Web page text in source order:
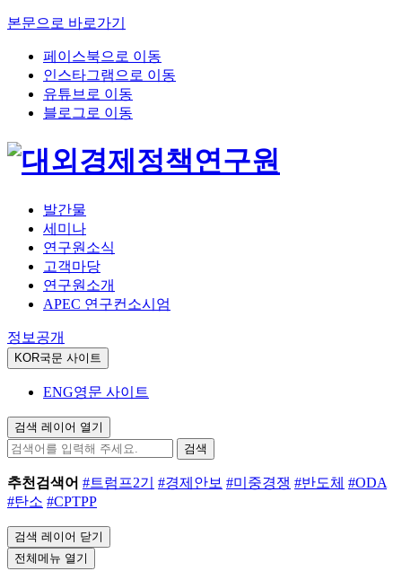
본문으로 바로가기
페이스북으로 이동
인스타그램으로 이동
유튜브로 이동
블로그로 이동
발간물
세미나
연구원소식
고객마당
연구원소개
APEC 연구컨소시엄
정보공개
KOR국문 사이트
ENG영문 사이트
검색 레이어 열기
검색
추천검색어 #트럼프2기 #경제안보 #미중경쟁 #반도체 #ODA
#탄소 #CPTPP
검색 레이어 닫기
전체메뉴 열기